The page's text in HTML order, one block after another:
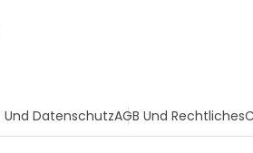
Und DatenschutzAGB Und Rechtliches